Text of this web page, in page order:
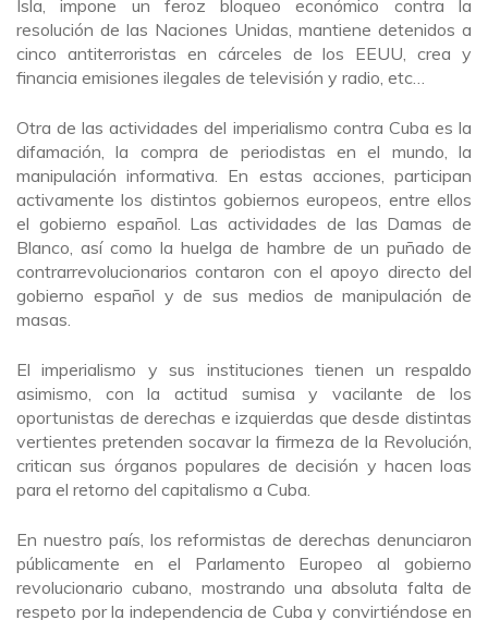
Isla, impone un feroz bloqueo económico contra la
resolución de las Naciones Unidas, mantiene detenidos a
cinco antiterroristas en cárceles de los EEUU, crea y
financia emisiones ilegales de televisión y radio, etc…
Otra de las actividades del imperialismo contra Cuba es la
difamación, la compra de periodistas en el mundo, la
manipulación informativa. En estas acciones, participan
activamente los distintos gobiernos europeos, entre ellos
el gobierno español. Las actividades de las Damas de
Blanco, así como la huelga de hambre de un puñado de
contrarrevolucionarios contaron con el apoyo directo del
gobierno español y de sus medios de manipulación de
masas.
El imperialismo y sus instituciones tienen un respaldo
asimismo, con la actitud sumisa y vacilante de los
oportunistas de derechas e izquierdas que desde distintas
vertientes pretenden socavar la firmeza de la Revolución,
critican sus órganos populares de decisión y hacen loas
para el retorno del capitalismo a Cuba.
En nuestro país, los reformistas de derechas denunciaron
públicamente en el Parlamento Europeo al gobierno
revolucionario cubano, mostrando una absoluta falta de
respeto por la independencia de Cuba y convirtiéndose en